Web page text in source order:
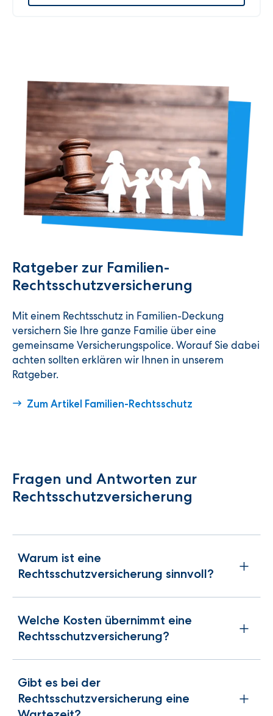
Ratgeber zur Familien-
Rechtsschutzversicherung
Mit einem Rechtsschutz in Familien-Deckung
versichern Sie Ihre ganze Familie über eine
gemeinsame Versicherungspolice. Worauf Sie dabei
achten sollten erklären wir Ihnen in unserem
Ratgeber.
Zum Artikel Familien-Rechtsschutz
Fragen und Antworten zur
Rechtsschutzversicherung
Warum ist eine
Rechtsschutzversicherung sinnvoll?
Welche Kosten übernimmt eine
Rechtsschutzversicherung?
Gibt es bei der
Rechtsschutzversicherung eine